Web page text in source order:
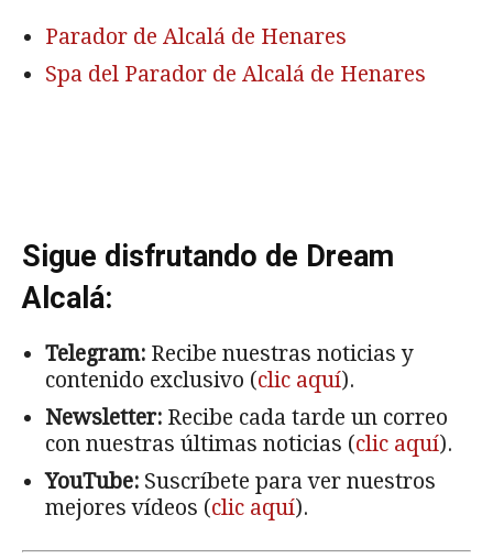
Parador de Alcalá de Henares
Spa del Parador de Alcalá de Henares
Sigue disfrutando de Dream
Alcalá:
Telegram: Recibe nuestras noticias y
contenido exclusivo (clic aquí).
Newsletter: Recibe cada tarde un correo
con nuestras últimas noticias (clic aquí).
YouTube: Suscríbete para ver nuestros
mejores vídeos (clic aquí).